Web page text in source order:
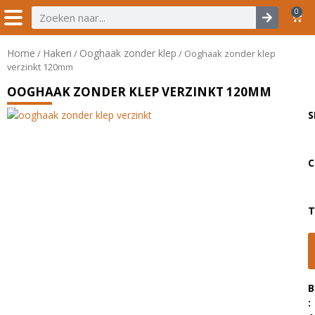
0
Home / Haken / Ooghaak zonder klep / Ooghaak zonder klep
verzinkt 120mm
OOGHAAK ZONDER KLEP VERZINKT 120MM
: